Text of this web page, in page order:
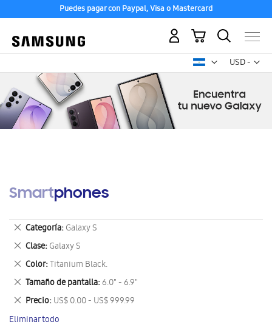
Puedes pagar con Paypal, Visa o Mastercard
USD -
dólar
Mi carrito
Smartphones
Categoría Galaxy S
Eliminar
este
artículo
Clase Galaxy S
Eliminar
este
artículo
Color Titanium Black.
Eliminar
este
artículo
Tamaño de pantalla 6.0" - 6.9"
Eliminar
este
artículo
Precio US$ 0.00 - US$ 999.99
Eliminar
este
artículo
Eliminar todo